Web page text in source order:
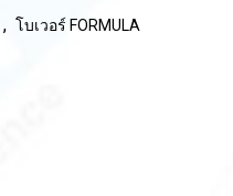
, โบเวอร์ FORMULA